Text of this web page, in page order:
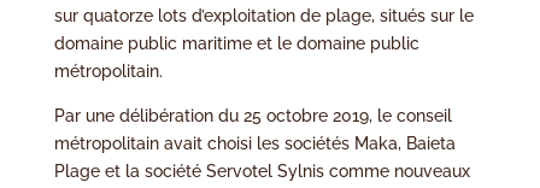
sur quatorze lots d’exploitation de plage, situés sur le
domaine public maritime et le domaine public
métropolitain.
Par une délibération du 25 octobre 2019, le conseil
métropolitain avait choisi les sociétés Maka, Baieta
Plage et la société Servotel Sylnis comme nouveaux